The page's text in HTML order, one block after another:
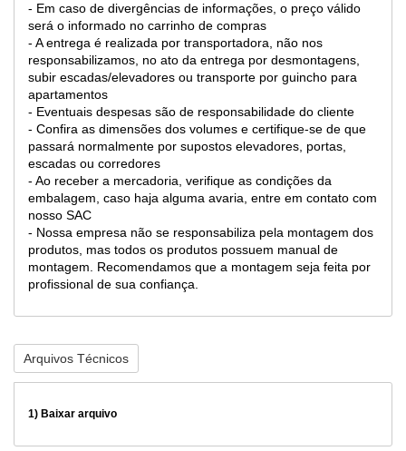
- Em caso de divergências de informações, o preço válido
será o informado no carrinho de compras
- A entrega é realizada por transportadora, não nos
responsabilizamos, no ato da entrega por desmontagens,
subir escadas/elevadores ou transporte por guincho para
apartamentos
- Eventuais despesas são de responsabilidade do cliente
- Confira as dimensões dos volumes e certifique-se de que
passará normalmente por supostos elevadores, portas,
escadas ou corredores
- Ao receber a mercadoria, verifique as condições da
embalagem, caso haja alguma avaria, entre em contato com
nosso SAC
- Nossa empresa não se responsabiliza pela montagem dos
produtos, mas todos os produtos possuem manual de
montagem. Recomendamos que a montagem seja feita por
profissional de sua confiança.
Arquivos Técnicos
1) Baixar arquivo